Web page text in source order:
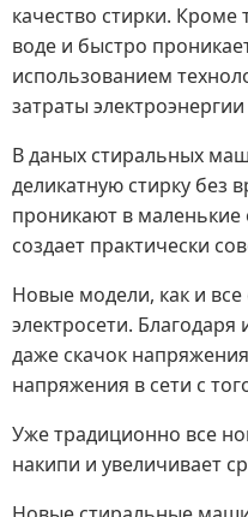
качество стирки.
воде и быстро
использованием
затраты
В даных стиральных
деликатную стирку без
проникают в маленькие
создает практически
Новые модели, как и
электросети.
даже скачок
напряжения в сети с
Уже традиционно все
накипи и увеличивает